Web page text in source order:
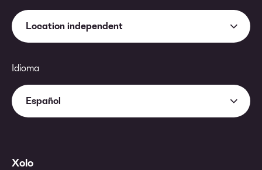
Location independent
Idioma
Español
Xolo